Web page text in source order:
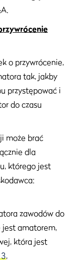
o przywrócenie,
tak, jakby
przystępować i
do czasu
może brać
dla
którego jest
zawodów do
jest amatorem,
która jest
,